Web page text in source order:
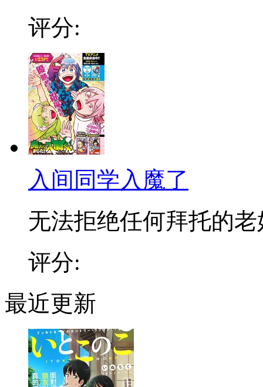
评分:
入间同学入魔了
无法拒绝任何拜托的老
评分:
最近更新